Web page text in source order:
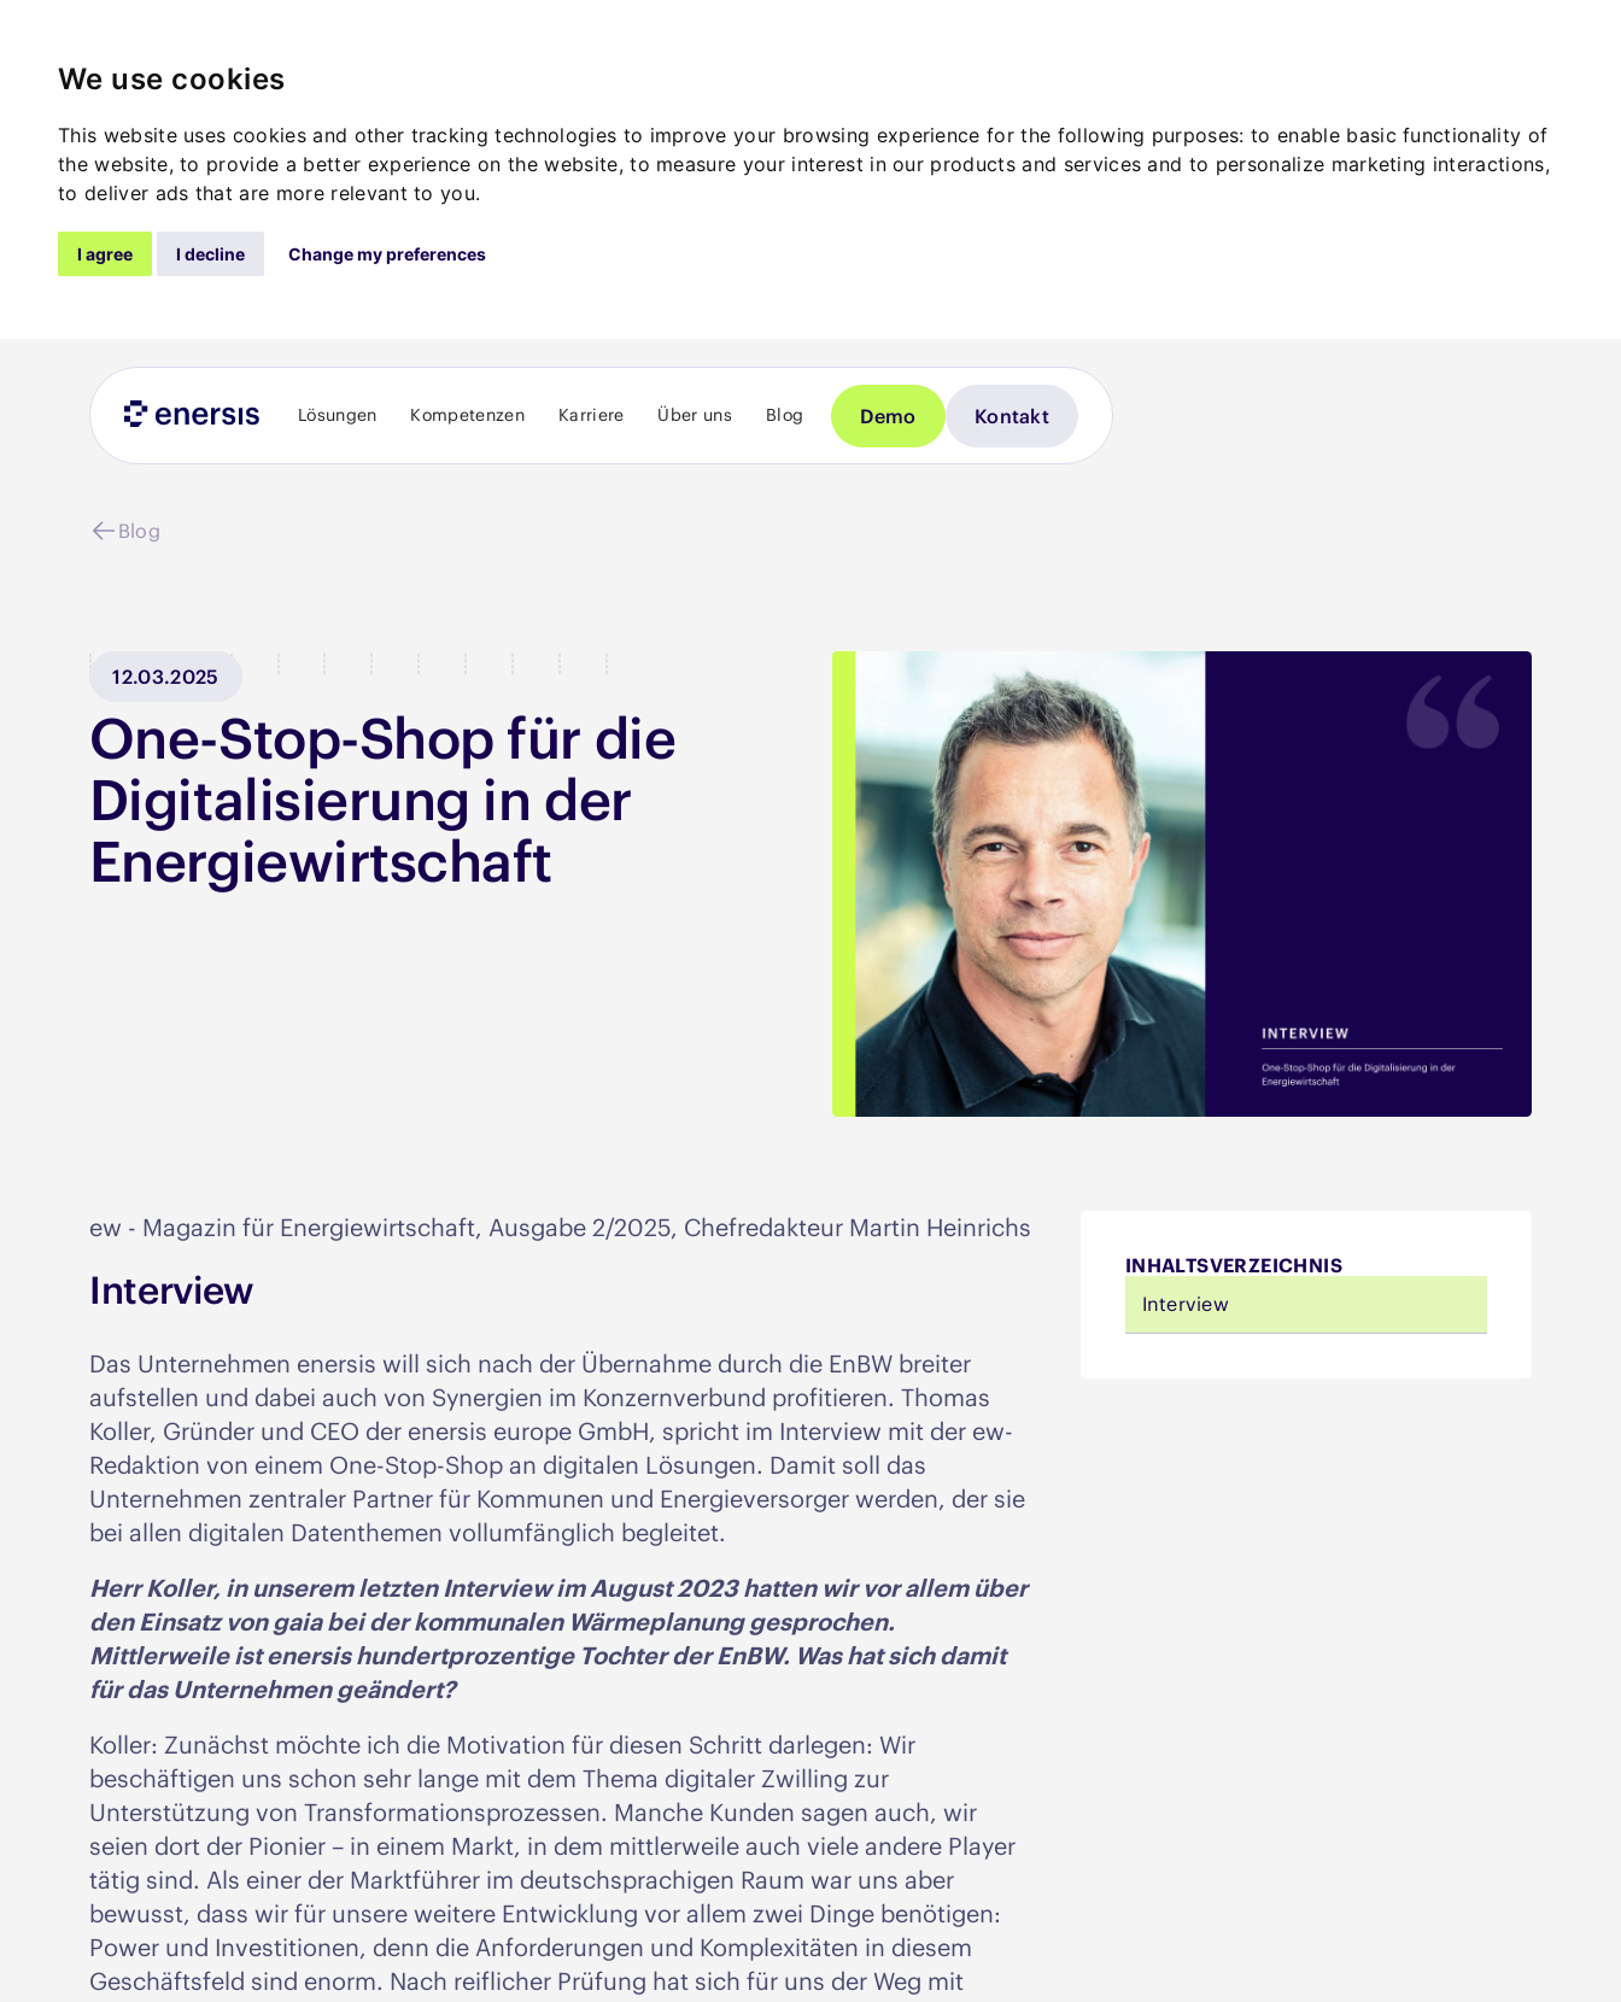
We use cookies
This website uses cookies and other tracking technologies to improve your browsing experience for the following purposes:to enable basic functionality of
the website,to provide a better experience on the website,to measure your interest in our products and services and to personalize marketing interactions,
to deliver ads that are more relevant to you.
I agree I decline Change my preferences
Lösungen Kompetenzen Karriere Über uns Blog Demo Kontakt
Blog
12.03.2025
One-Stop-Shop für die
Digitalisierung in der
Energiewirtschaft
ew - Magazin für Energiewirtschaft, Ausgabe 2/2025, Chefredakteur Martin Heinrichs
Interview
Das Unternehmen enersis will sich nach der Übernahme durch die EnBW breiter
aufstellen und dabei auch von Synergien im Konzernverbund profitieren. Thomas
Koller, Gründer und CEO der enersis europe GmbH, spricht im Interview mit der ew-
Redaktion von einem One-Stop-Shop an digitalen Lösungen. Damit soll das
Unternehmen zentraler Partner für Kommunen und Energieversorger werden, der sie
bei allen digitalen Datenthemen vollumfänglich begleitet.
Herr Koller, in unserem letzten Interview im August 2023 hatten wir vor allem über
den Einsatz von gaia bei der kommunalen Wärmeplanung gesprochen.
Mittlerweile ist enersis hundertprozentige Tochter der EnBW. Was hat sich damit
für das Unternehmen geändert?
Koller: Zunächst möchte ich die Motivation für diesen Schritt darlegen: Wir
beschäftigen uns schon sehr lange mit dem Thema digitaler Zwilling zur
Unterstützung von Transformationsprozessen. Manche Kunden sagen auch, wir
seien dort der Pionier – in einem Markt, in dem mittlerweile auch viele andere Player
tätig sind. Als einer der Marktführer im deutschsprachigen Raum war uns aber
bewusst, dass wir für unsere weitere Entwicklung vor allem zwei Dinge benötigen:
Power und Investitionen, denn die Anforderungen und Komplexitäten in diesem
Geschäftsfeld sind enorm. Nach reiflicher Prüfung hat sich für uns der Weg mit
INHALTSVERZEICHNIS
Interview